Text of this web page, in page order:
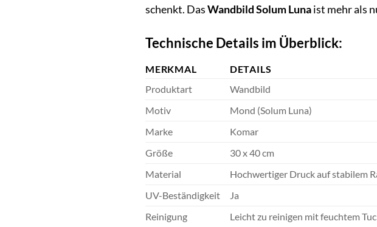
schenkt. DasWandbild Solum Lunaist mehr als
Technische Details im Überblick:
MERKMAL
DETAILS
Produktart
Wandbild
Motiv
Mond (Solum Luna)
Marke
Komar
Größe
30 x 40 cm
Material
Hochwertiger Druck auf stabilem
UV-Beständigkeit
Ja
Reinigung
Leicht zu reinigen mit feuchtem